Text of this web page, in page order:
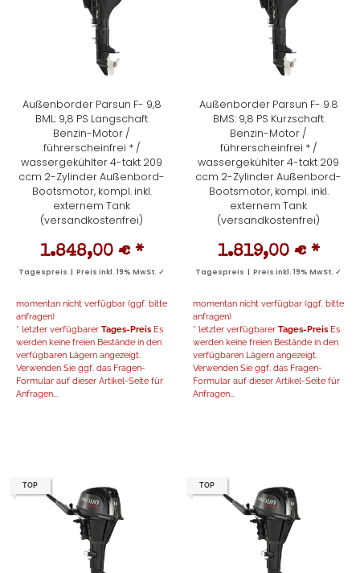
Außenborder Parsun F- 9,8
BML: 9,8 PS Langschaft
Benzin-Motor /
führerscheinfrei * /
wassergekühlter 4-takt 209
ccm 2-Zylinder Außenbord-
Bootsmotor, kompl. inkl.
externem Tank
(versandkostenfrei)
1.848,00 € *
Tagespreis | Preis inkl. 19% MwSt. ✓
momentan nicht verfügbar (ggf. bitte
anfragen)
* letzter verfügbarer Tages-Preis Es
werden keine freien Bestände in den
verfügbaren Lägern angezeigt.
Verwenden Sie ggf. das Fragen-
Formular auf dieser Artikel-Seite für
Anfragen...
Außenborder Parsun F- 9.8
BMS: 9,8 PS Kurzschaft
Benzin-Motor /
führerscheinfrei * /
wassergekühlter 4-takt 209
ccm 2-Zylinder Außenbord-
Bootsmotor, kompl. inkl.
externem Tank
(versandkostenfrei)
1.819,00 € *
Tagespreis | Preis inkl. 19% MwSt. ✓
momentan nicht verfügbar (ggf. bitte
anfragen)
* letzter verfügbarer Tages-Preis Es
werden keine freien Bestände in den
verfügbaren Lägern angezeigt.
Verwenden Sie ggf. das Fragen-
Formular auf dieser Artikel-Seite für
Anfragen...
TOP TOP